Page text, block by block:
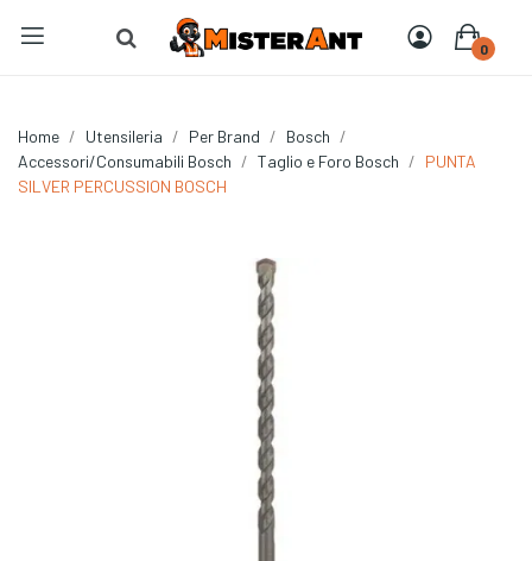
0
Home Utensileria Per Brand
Bosch
Accessori/Consumabili Bosch
Taglio e Foro Bosch
PUNTA
SILVER PERCUSSION BOSCH